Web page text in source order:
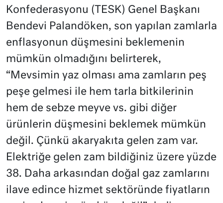
Konfederasyonu (TESK) Genel Başkanı
Bendevi Palandöken, son yapılan zamlarla
enflasyonun düşmesini beklemenin
mümkün olmadığını belirterek,
“Mevsimin yaz olması ama zamların peş
peşe gelmesi ile hem tarla bitkilerinin
hem de sebze meyve vs. gibi diğer
ürünlerin düşmesini beklemek mümkün
değil. Çünkü akaryakıta gelen zam var.
Elektriğe gelen zam bildiğiniz üzere yüzde
38. Daha arkasından doğal gaz zamlarını
ilave edince hizmet sektöründe fiyatların